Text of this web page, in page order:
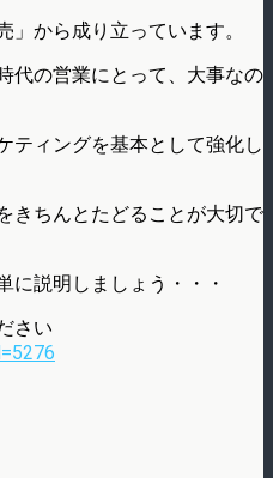
から成り立っています。
代の営業にとって、大事なの
ティングを基本として強化し
きちんとたどることが大切で
に説明しましょう・・・
さい